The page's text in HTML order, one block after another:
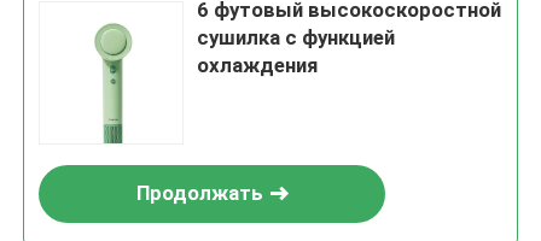
6 футовый высокоскоростной
сушилка с функцией
охлаждения
Продолжать